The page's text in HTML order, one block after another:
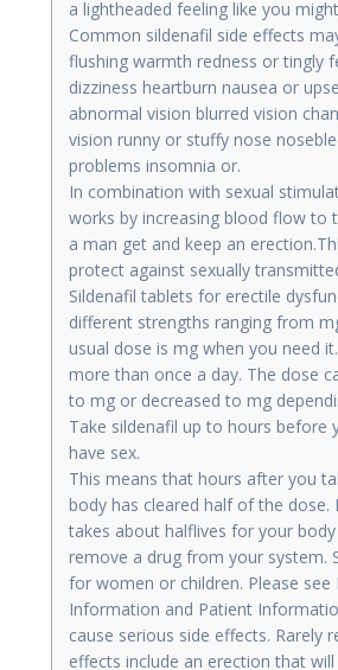
a lightheaded feeling like you
Common sildenafil side effects
flushing warmth redness or tingly
dizziness heartburn nausea or
abnormal vision blurred vision
vision runny or stuffy nose
problems insomnia or.
In combination with sexual
works by increasing blood flow to
a man get and keep an
protect against sexually
Sildenafil tablets for erectile
different strengths ranging from
usual dose is mg when you need
more than once a day. The dose
to mg or decreased to mg
Take sildenafil up to hours before
have sex.
This means that hours after you
body has cleared half of the dose.
takes about halflives for your
remove a drug from your system.
for women or children. Please see
Information and Patient
cause serious side effects. Rarely
effects include an erection that